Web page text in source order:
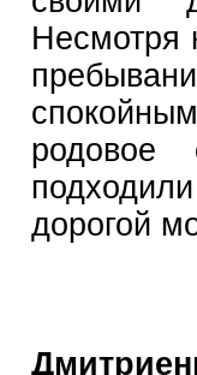
Несмотря
родовое
дорогой